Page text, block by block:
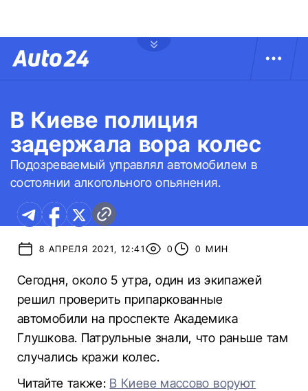
В Киеве полиция
задержала вора колес
Подозреваемый управлял автомобилем в
состоянии алкогольного опьянения.
8 АПРЕЛЯ 2021, 12:41 0 0 МИН
Сегодня, около 5 утра, один из экипажей
решил проверить припаркованные
автомобили на проспекте Академика
Глушкова. Патрульные знали, что раньше там
случались кражи колес.
Читайте также: В Киеве массово воруют